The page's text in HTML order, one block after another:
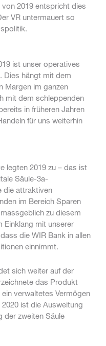
2019 entspricht dies
VR untermauert so
ist unser operatives
Dies hängt mit dem
Margen im ganzen
mit dem schleppenden
in früheren Jahren
für uns weiterhin
legten 2019 zu – das ist
Säule-3a-
die attraktiven
im Bereich Sparen
zu diesem
Einklang mit unserer
die WIR Bank in allen
einnimmt.
sich weiter auf der
das Produkt
verwaltetes Vermögen
ist die Ausweitung
der zweiten Säule